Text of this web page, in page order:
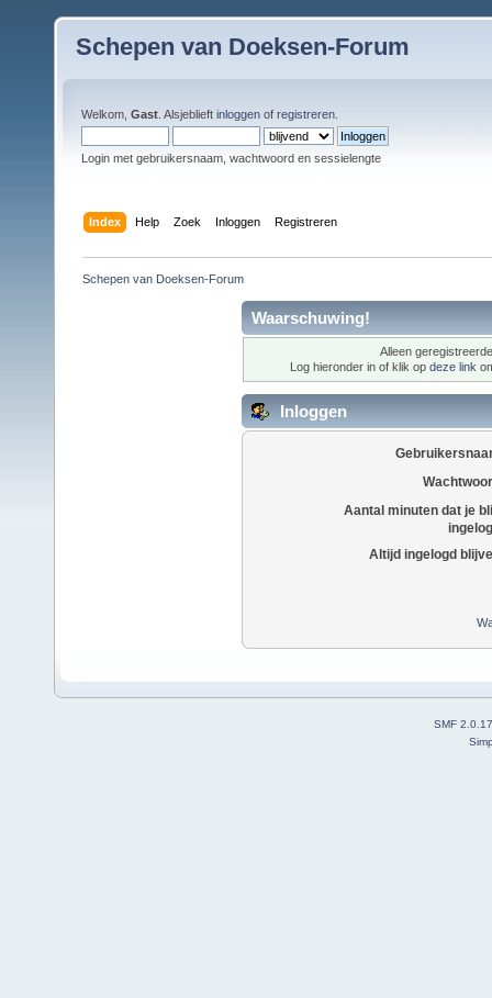
Schepen van Doeksen-Forum
Welkom, Gast . Alsjeblieft inloggen of registreren
Login met gebruikersnaam, wachtwoord en sessielengte
Index Help Zoek Inloggen Registreren
Schepen van Doeksen-Forum
Waarschuwing!
Alleen
Log hieronder in of klik op deze link
Inloggen
Aantal minuten dat je
Altijd ingelogd
SMF 2.0.17